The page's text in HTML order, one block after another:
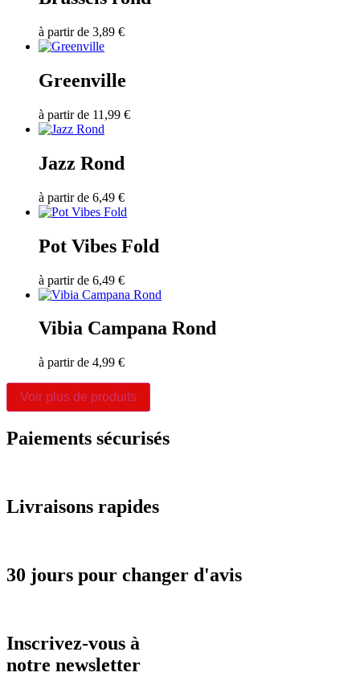
à partir de 3,89 €
Greenville
à partir de 11,99 €
Jazz Rond
à partir de 6,49 €
Pot Vibes Fold
à partir de 6,49 €
Vibia Campana Rond
à partir de 4,99 €
Voir plus de produits
Paiements sécurisés
Livraisons rapides
30 jours pour changer d'avis
Inscrivez-vous à
notre newsletter